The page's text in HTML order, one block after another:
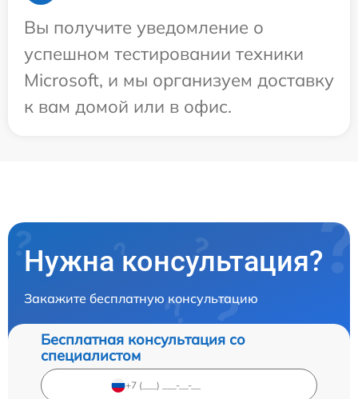
Вы получите уведомление о
успешном тестировании техники
Microsoft, и мы организуем доставку
к вам домой или в офис.
Нужна консультация?
Закажите бесплатную консультацию
Бесплатная консультация со
специалистом